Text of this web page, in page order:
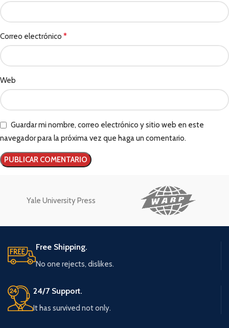
Correo electrónico *
Web
Guardar mi nombre, correo electrónico y sitio web en este
navegador para la próxima vez que haga un comentario.
Yale University Press
Free Shipping.
No one rejects, dislikes.
24/7 Support.
It has survived not only.